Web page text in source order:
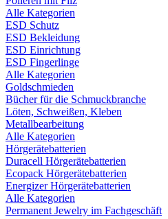
Alle Kategorien
ESD Schutz
ESD Bekleidung
ESD Einrichtung
ESD Fingerlinge
Alle Kategorien
Goldschmieden
Bücher für die Schmuckbranche
Löten, Schweißen, Kleben
Metallbearbeitung
Alle Kategorien
Hörgerätebatterien
Duracell Hörgerätebatterien
Ecopack Hörgerätebatterien
Energizer Hörgerätebatterien
Alle Kategorien
Permanent Jewelry im Fachgeschäft